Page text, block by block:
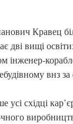
Кравец
дві вищі
інженер-
внз
східці